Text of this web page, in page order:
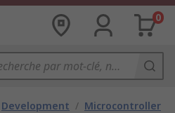
0
Development / Microcontroller